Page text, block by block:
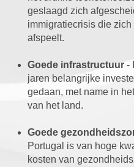
geslaagd zich
immigratiecrisis die
afspeelt.
Goede infrastructuur -
jaren belangrijke
gedaan, met name in
van het land.
Goede
Portugal is van hoge
kosten van